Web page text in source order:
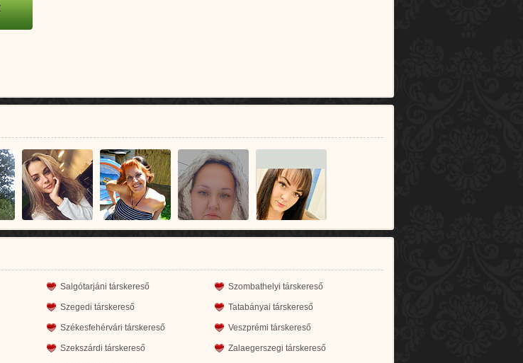
Salgótarjáni társkereső Szombathelyi társkereső
Szegedi társkereső Tatabányai társkereső
Székesfehérvári társkereső Veszprémi társkereső
Szekszárdi társkereső Zalaegerszegi társkereső